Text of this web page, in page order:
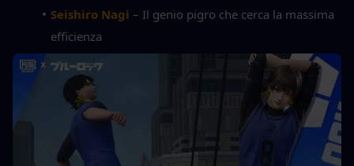
Seishiro Nagi – Il genio pigro che cerca la massima
efficienza